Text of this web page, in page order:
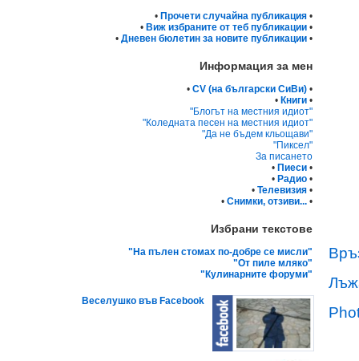
• Прочети случайна публикация •
• Виж избраните от теб публикации •
• Дневен бюлетин за новите публикации •
Информация за мен
• CV (на български СиВи) •
• Книги •
"Блогът на местния идиот"
"Коледната песен на местния идиот"
"Да не бъдем кльощави"
"Пиксел"
За писането
• Пиеси •
• Радио •
• Телевизия •
• Снимки, отзиви... •
Избрани текстове
"На пълен стомах по-добре се мисли"
"От пиле мляко"
"Кулинарните форуми"
Веселушко във Facebook